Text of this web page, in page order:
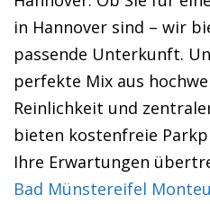
in Hannover sind – wir
passende Unterkunft.
perfekte Mix aus
Reinlichkeit und
bieten kostenfreie
Ihre Erwartungen
Bad Münstereifel